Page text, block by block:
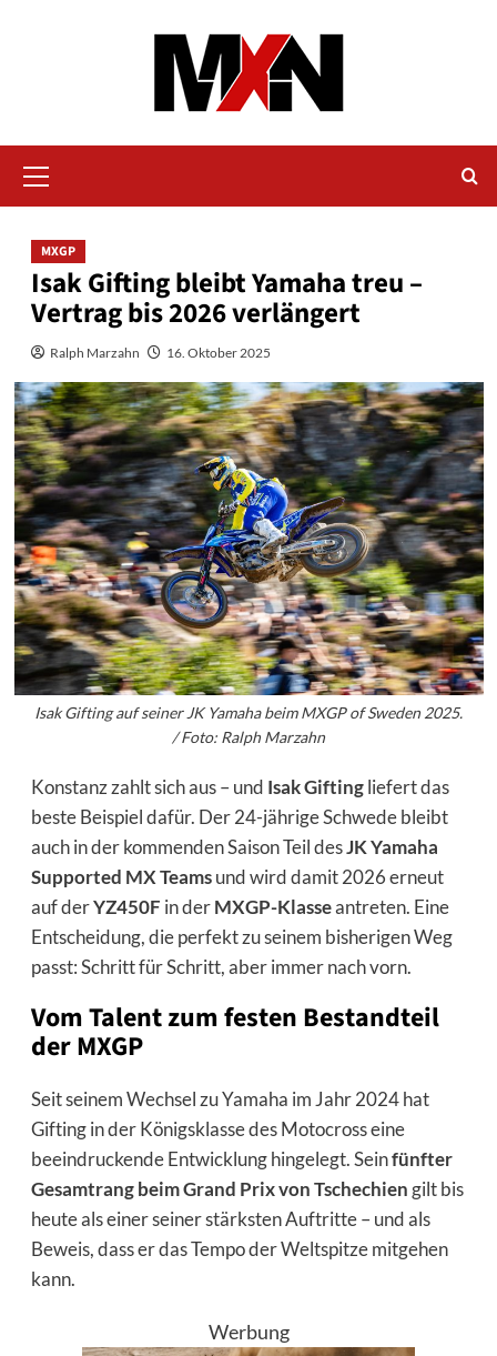
Menü
MXGP
Isak Gifting bleibt Yamaha treu –
Vertrag bis 2026 verlängert
Ralph Marzahn 16. Oktober 2025
Isak Gifting auf seiner JK Yamaha beim MXGP of Sweden 2025.
/ Foto: Ralph Marzahn
Konstanz zahlt sich aus – und Isak Giftingliefert das
beste Beispiel dafür. Der 24-jährige Schwede bleibt
auch in der kommenden Saison Teil desJK Yamaha
Supported MX Teamsund wird damit 2026 erneut
auf derYZ450F in derMXGP-Klasseantreten. Eine
Entscheidung, die perfekt zu seinem bisherigen Weg
passt: Schritt für Schritt, aber immer nach vorn.
Vom Talent zum festen Bestandteil
der MXGP
Seit seinem Wechsel zu Yamaha im Jahr 2024 hat
Gifting in der Königsklasse des Motocross eine
beeindruckende Entwicklung hingelegt. Seinfünfter
Gesamtrang beim Grand Prix von Tschechien gilt bis
heute als einer seiner stärksten Auftritte – und als
Beweis, dass er das Tempo der Weltspitze mitgehen
kann.
Werbung